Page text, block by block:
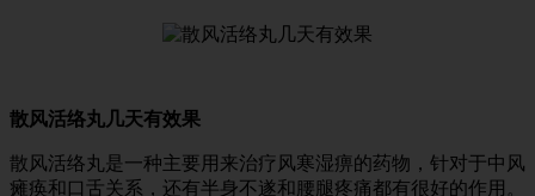
散风活络丸几天有效果
散风活络丸是一种主要用来治疗风寒湿痹的药物，针对于中风
瘫痪和口舌关系，还有半身不遂和腰腿疼痛都有很好的作用。